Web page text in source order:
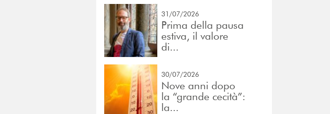
31/07/2026
Prima della pausa
estiva, il valore
di...
30/07/2026
Nove anni dopo
la “grande cecità”:
la...